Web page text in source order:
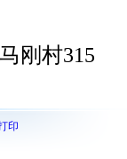
刚村315
印